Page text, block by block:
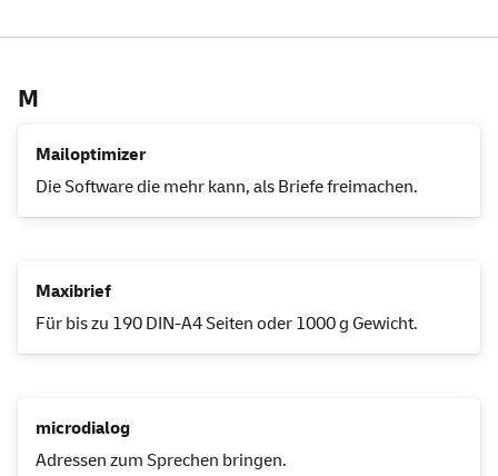
M
Mailoptimizer
DieSoftwaredie mehr kann, als Briefe freimachen.
Maxibrief
Für bis zu 190 DIN-A4 Seiten oder 1000 g Gewicht.
microdialog
Adressen zum Sprechen bringen.